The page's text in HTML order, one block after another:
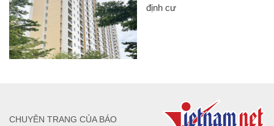
định cư
CHUYÊN TRANG CỦA BÁO